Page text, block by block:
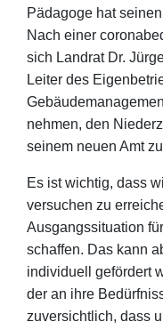
Pädagoge hat
Nach einer
sich Landrat Dr.
Leiter des
nehmen, den
seinem neuen Amt
Es ist wichtig, dass
versuchen zu
Ausgangssituation
schaffen. Das kann
individuell gefördert
der an ihre
zuversichtlich, dass